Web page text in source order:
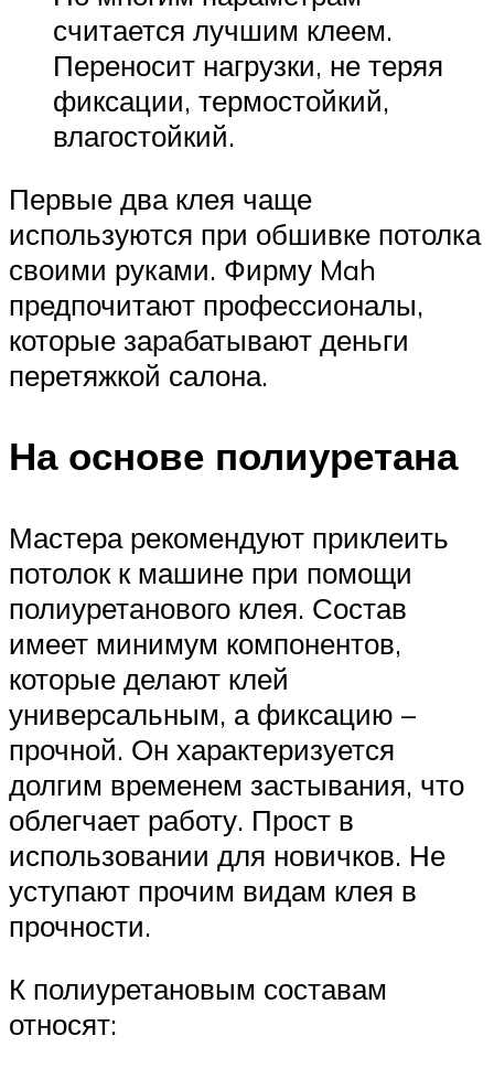
считается лучшим клеем.
Переносит нагрузки, не теряя
фиксации, термостойкий,
влагостойкий.
Первые два клея чаще
используются при обшивке потолка
своими руками. Фирму Mah
предпочитают профессионалы,
которые зарабатывают деньги
перетяжкой салона.
На основе полиуретана
Мастера рекомендуют приклеить
потолок к машине при помощи
полиуретанового клея. Состав
имеет минимум компонентов,
которые делают клей
универсальным, а фиксацию –
прочной. Он характеризуется
долгим временем застывания, что
облегчает работу. Прост в
использовании для новичков. Не
уступают прочим видам клея в
прочности.
К полиуретановым составам
относят: